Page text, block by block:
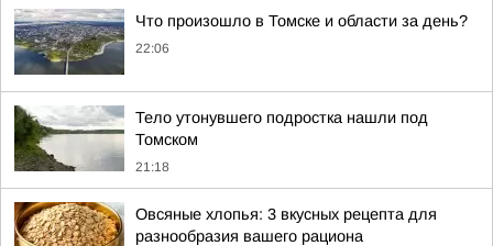
Что произошло в Томске и области за день?
22:06
Тело утонувшего подростка нашли под
Томском
21:18
Овсяные хлопья: 3 вкусных рецепта для
разнообразия вашего рациона